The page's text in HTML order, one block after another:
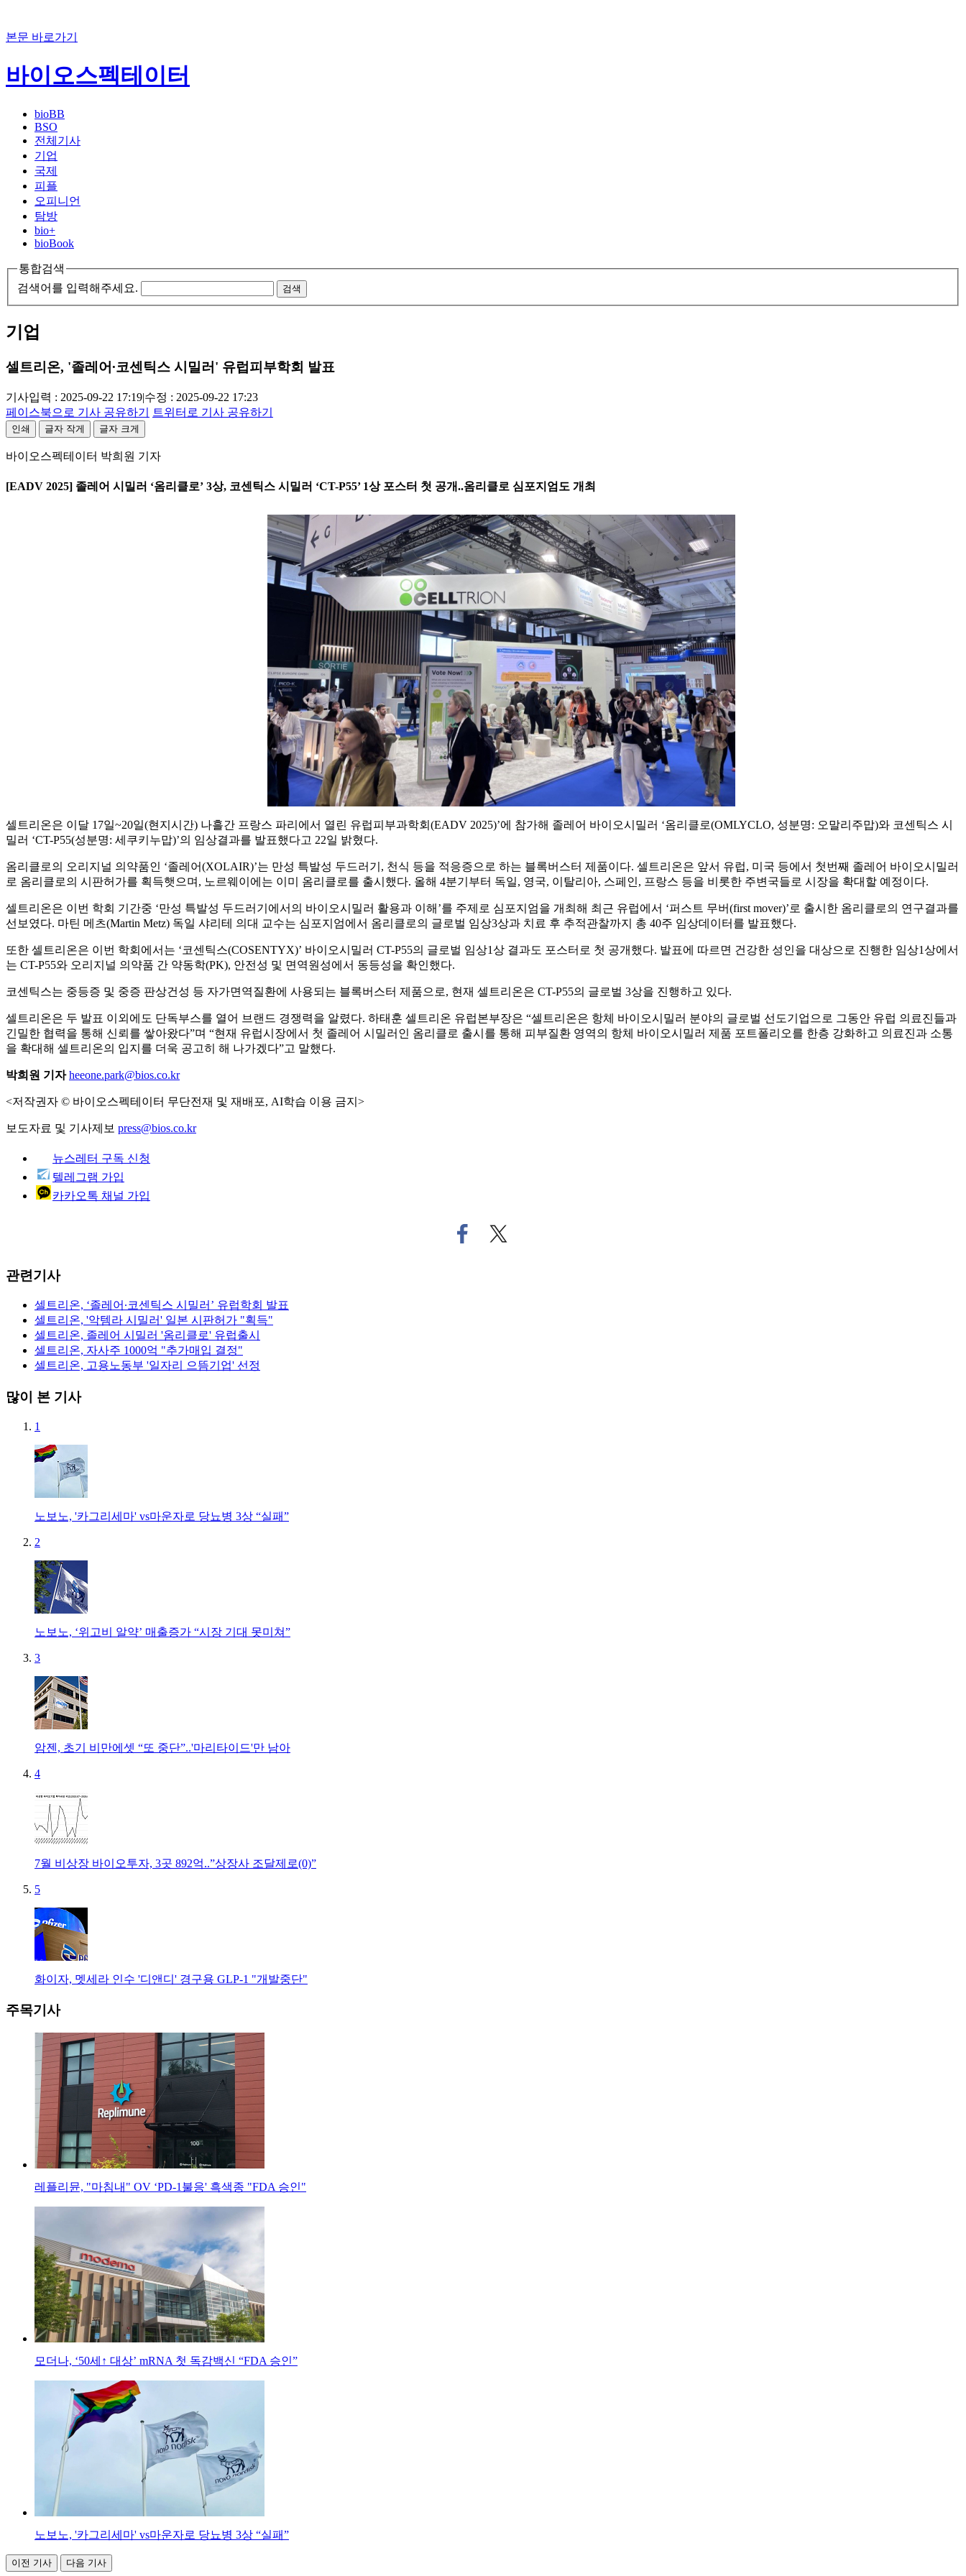
본문 바로가기
바이오스펙테이터
bioBB
BSO
전체기사
기업
국제
피플
오피니언
탐방
bio+
bioBook
통합검색
검색어를 입력해주세요.
검색
기업
셀트리온, '졸레어∙코센틱스 시밀러' 유럽피부학회 발표
기사입력 : 2025-09-22 17:19|수정 : 2025-09-22 17:23
페이스북으로 기사 공유하기
트위터로 기사 공유하기
인쇄 글자 작게 글자 크게
바이오스펙테이터 박희원 기자
[EADV 2025] 졸레어 시밀러 ‘옴리클로’ 3상, 코센틱스 시밀러 ‘CT-P55’ 1상 포스터 첫 공개..옴리클로 심포지엄도 개최
셀트리온은 이달 17일~20일(현지시간) 나흘간 프랑스 파리에서 열린 유럽피부과학회(EADV 2025)’에 참가해 졸레어 바이오시밀러 ‘옴리클로(OMLYCLO, 성분명: 오말리주맙)와 코센틱스 시
밀러 ‘CT-P55(성분명: 세쿠키누맙)’의 임상결과를 발표했다고 22일 밝혔다.
옴리클로의 오리지널 의약품인 ‘졸레어(XOLAIR)’는 만성 특발성 두드러기, 천식 등을 적응증으로 하는 블록버스터 제품이다. 셀트리온은 앞서 유럽, 미국 등에서 첫번째 졸레어 바이오시밀러
로 옴리클로의 시판허가를 획득햇으며, 노르웨이에는 이미 옴리클로를 출시했다. 올해 4분기부터 독일, 영국, 이탈리아, 스페인, 프랑스 등을 비롯한 주변국들로 시장을 확대할 예정이다.
셀트리온은 이번 학회 기간중 ‘만성 특발성 두드러기에서의 바이오시밀러 활용과 이해’를 주제로 심포지엄을 개최해 최근 유럽에서 ‘퍼스트 무버(first mover)’로 출시한 옴리클로의 연구결과를
선보였다. 마틴 메츠(Martin Metz) 독일 샤리테 의대 교수는 심포지엄에서 옴리클로의 글로벌 임상3상과 치료 후 추적관찰까지 총 40주 임상데이터를 발표했다.
또한 셀트리온은 이번 학회에서는 ‘코센틱스(COSENTYX)’ 바이오시밀러 CT-P55의 글로벌 임상1상 결과도 포스터로 첫 공개했다. 발표에 따르면 건강한 성인을 대상으로 진행한 임상1상에서
는 CT-P55와 오리지널 의약품 간 약동학(PK), 안전성 및 면역원성에서 동등성을 확인했다.
코센틱스는 중등증 및 중증 판상건성 등 자가면역질환에 사용되는 블록버스터 제품으로, 현재 셀트리온은 CT-P55의 글로벌 3상을 진행하고 있다.
셀트리온은 두 발표 이외에도 단독부스를 열어 브랜드 경쟁력을 알렸다. 하태훈 셀트리온 유럽본부장은 “셀트리온은 항체 바이오시밀러 분야의 글로벌 선도기업으로 그동안 유럽 의료진들과
긴밀한 협력을 통해 신뢰를 쌓아왔다”며 “현재 유럽시장에서 첫 졸레어 시밀러인 옴리클로 출시를 통해 피부질환 영역의 항체 바이오시밀러 제품 포트폴리오를 한층 강화하고 의료진과 소통
을 확대해 셀트리온의 입지를 더욱 공고히 해 나가겠다”고 말했다.
박희원 기자 heeone.park@bios.co.kr
<저작권자 © 바이오스펙테이터 무단전재 및 재배포, AI학습 이용 금지>
보도자료 및 기사제보 press@bios.co.kr
뉴스레터 구독 신청
텔레그램 가입
카카오톡 채널 가입
페
이
트
위
관련기사
셀트리온, ‘졸레어∙코센틱스 시밀러’ 유럽학회 발표
셀트리온, '악템라 시밀러' 일본 시판허가 "획득"
셀트리온, 졸레어 시밀러 '옴리클로' 유럽출시
셀트리온, 자사주 1000억 "추가매입 결정"
셀트리온, 고용노동부 '일자리 으뜸기업' 선정
많이 본 기사
1
노보노, '카그리세마' vs마운자로 당뇨병 3상 “실패”
2
노보노, ‘위고비 알약’ 매출증가 “시장 기대 못미쳐”
3
암젠, 초기 비만에셋 “또 중단”..'마리타이드'만 남아
4
7월 비상장 바이오투자, 3곳 892억..”상장사 조달제로(0)”
5
화이자, 멧세라 인수 '디앤디' 경구용 GLP-1 "개발중단"
주목기사
레플리뮨, "마침내" OV ‘PD-1불응' 흑색종 "FDA 승인"
모더나, ‘50세↑ 대상’ mRNA 첫 독감백신 “FDA 승인”
노보노, '카그리세마' vs마운자로 당뇨병 3상 “실패”
이전 기사 다음 기사